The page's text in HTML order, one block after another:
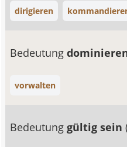
dirigieren
Bedeutung
vorwalten
Bedeutunggültig sein